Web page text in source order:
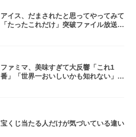
アイス、だまされたと思ってやってみて
「たったこれだけ」突破ファイル放送で
ファミマ、美味すぎて大反響「これ1
番」「世界一おいしいかも知れない」
宝くじ当たる人だけが気づいている違い